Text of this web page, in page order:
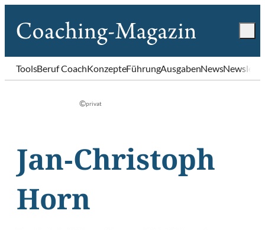
ToolsBeruf CoachKonzepteFührungAusgabenNews
©privat
Jan-Christoph
Horn